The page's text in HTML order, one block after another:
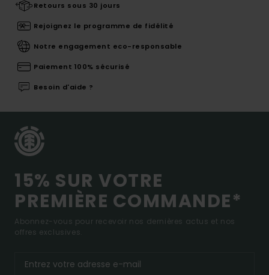
Retours sous 30 jours
Rejoignez le programme de fidélité
Notre engagement eco-responsable
Paiement 100% sécurisé
Besoin d'aide ?
15% SUR VOTRE
PREMIÈRE COMMANDE*
Abonnez-vous pour recevoir nos dernières actus et nos
offres exclusives.